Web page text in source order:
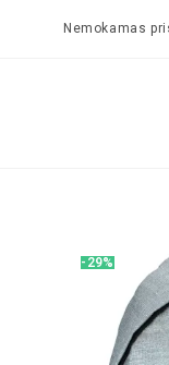
Nemokamas
-29%